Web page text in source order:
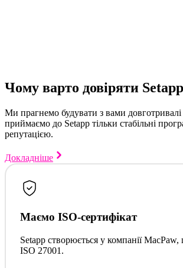
Чому варто довіряти
Ми прагнемо будувати з вами
приймаємо до Setapp тільки стабільні
репутацією.
Докладніше
Маємо ISO-сертифікат
Setapp створюється у компанії MacPaw,
ISO 27001.